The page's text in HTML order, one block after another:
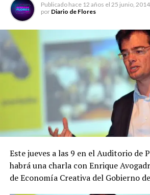
Publicado hace 12 años el 25 junio, 2014
por Diario de Flores
Este jueves a las 9 en el Auditorio de
habrá una charla con Enrique
de Economía Creativa del Gobierno